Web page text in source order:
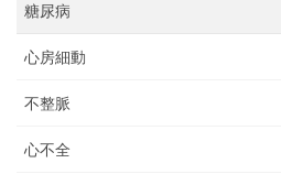
糖尿病
心房細動
不整脈
心不全